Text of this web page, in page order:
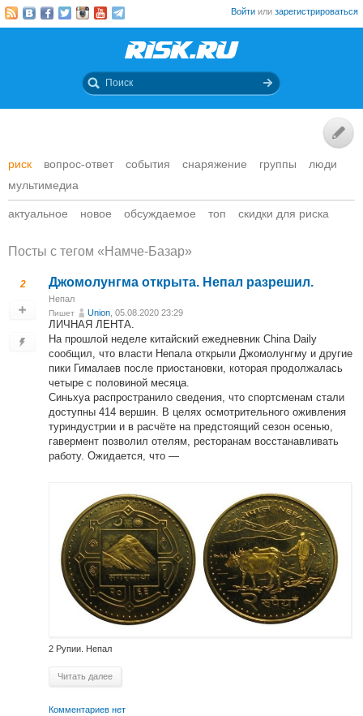
Войти или зарегистрироваться
риск вопрос-ответ события снаряжение группы
люди
мультимедиа
актуальное новое обсуждаемое топ скидки для риска
Посты c тегом «Намче-Базар»
2 Джомолунгма открыта. Непал разрешил.
Непал
Пишет Union , 05.08.2020 23:29
ЛИЧНАЯ ЛЕНТА.
На прошлой неделе китайский ежедневник China Daily
сообщил, что власти Непала открыли Джомолунгму и другие
пики Гималаев после приостановки, которая продолжалась
четыре с половиной месяца.
Синьхуа распространило сведения, что спортсменам стали
доступны 414 вершин. В целях осмотрительного оживления
туриндустрии и в расчёте на предстоящий сезон осенью,
гавермент позволил отелям, ресторанам восстанавливать
работу. Ожидается, что —
2 Рупии. Непал
Читать далее
Комментариев нет